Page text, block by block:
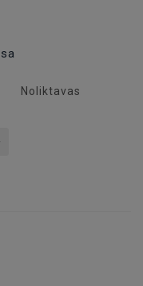
Noliktavas